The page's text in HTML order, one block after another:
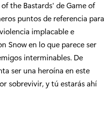
the Bastards' de Game of
puntos de referencia para
implacable e
Snow en lo que parece ser
interminables. De
ser una heroína en este
sobrevivir, y tú estarás ahí